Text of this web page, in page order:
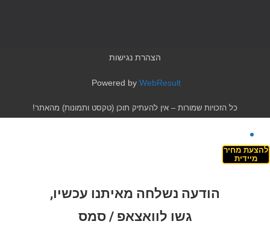
הצהרת נגישות
Powered by WebResult
כל הזכויות שמורות – אין להעתיק תוכן (טקסט ותמונות) מהאתר!
להצעת מחיר
מיידית
הודעה נשלחה מאיתנו עכשיו,
גשו לוואצאפ / סמס